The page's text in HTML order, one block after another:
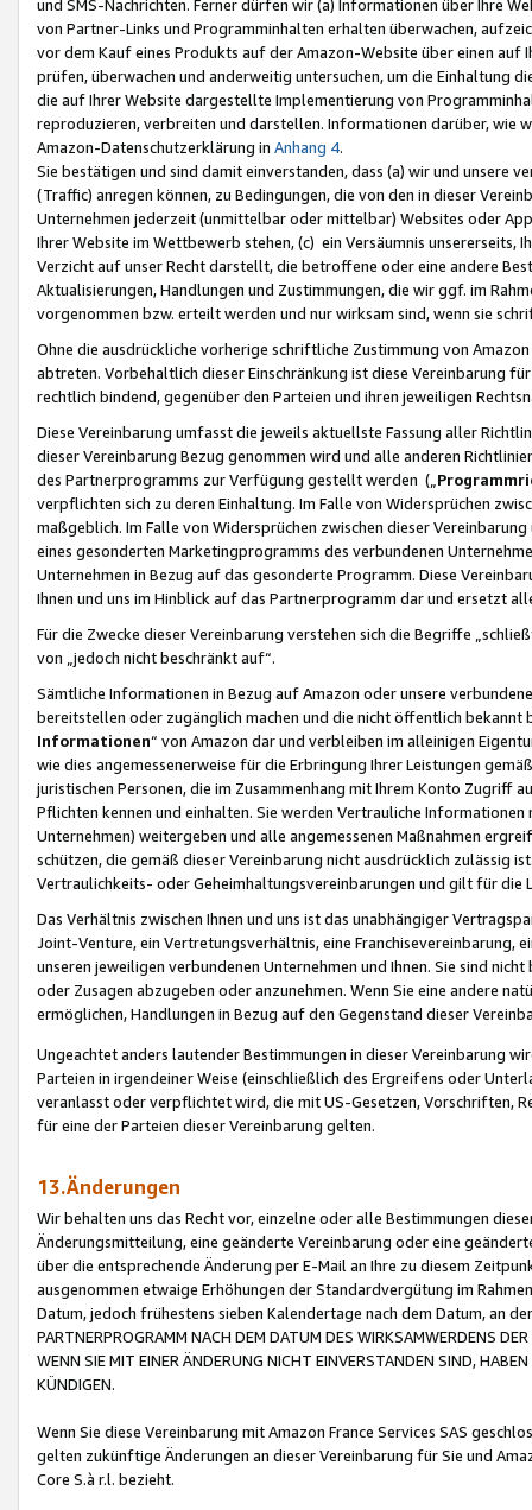
und SMS-Nachrichten. Ferner dürfen wir (a) Informationen über Ihre
von Partner-Links und Programminhalten erhalten überwachen,
vor dem Kauf eines Produkts auf der Amazon-Website über einen
prüfen, überwachen und anderweitig untersuchen, um die Einhaltung
die auf Ihrer Website dargestellte Implementierung von
reproduzieren, verbreiten und darstellen. Informationen darüber, wie
Amazon-Datenschutzerklärung in Anhang 4.
Sie bestätigen und sind damit einverstanden, dass (a) wir und
(Traffic) anregen können, zu Bedingungen, die von den in dieser
Unternehmen jederzeit (unmittelbar oder mittelbar) Websites oder
Ihrer Website im Wettbewerb stehen, (c) ein Versäumnis unsererseits,
Verzicht auf unser Recht darstellt, die betroffene oder eine andere
Aktualisierungen, Handlungen und Zustimmungen, die wir ggf. im
vorgenommen bzw. erteilt werden und nur wirksam sind, wenn sie
Ohne die ausdrückliche vorherige schriftliche Zustimmung von
abtreten. Vorbehaltlich dieser Einschränkung ist diese Vereinbarung
rechtlich bindend, gegenüber den Parteien und ihren jeweiligen
Diese Vereinbarung umfasst die jeweils aktuellste Fassung aller
dieser Vereinbarung Bezug genommen wird und alle anderen
des Partnerprogramms zur Verfügung gestellt werden („
verpflichten sich zu deren Einhaltung. Im Falle von Widersprüchen
maßgeblich. Im Falle von Widersprüchen zwischen dieser
eines gesonderten Marketingprogramms des verbundenen
Unternehmen in Bezug auf das gesonderte Programm. Diese
Ihnen und uns im Hinblick auf das Partnerprogramm dar und ersetzt
Für die Zwecke dieser Vereinbarung verstehen sich die Begriffe
von „jedoch nicht beschränkt auf“.
Sämtliche Informationen in Bezug auf Amazon oder unsere
bereitstellen oder zugänglich machen und die nicht öffentlich
Informationen“ von Amazon dar und verbleiben im alleinigen
wie dies angemessenerweise für die Erbringung Ihrer Leistungen
juristischen Personen, die im Zusammenhang mit Ihrem Konto
Pflichten kennen und einhalten. Sie werden Vertrauliche
Unternehmen) weitergeben und alle angemessenen Maßnahmen
schützen, die gemäß dieser Vereinbarung nicht ausdrücklich zulässig
Vertraulichkeits- oder Geheimhaltungsvereinbarungen und gilt für die
Das Verhältnis zwischen Ihnen und uns ist das unabhängiger
Joint-Venture, ein Vertretungsverhältnis, eine Franchisevereinbarung,
unseren jeweiligen verbundenen Unternehmen und Ihnen. Sie sind
oder Zusagen abzugeben oder anzunehmen. Wenn Sie eine andere
ermöglichen, Handlungen in Bezug auf den Gegenstand dieser
Ungeachtet anders lautender Bestimmungen in dieser Vereinbarung
Parteien in irgendeiner Weise (einschließlich des Ergreifens oder
veranlasst oder verpflichtet wird, die mit US-Gesetzen, Vorschriften,
für eine der Parteien dieser Vereinbarung gelten.
13.Änderungen
Wir behalten uns das Recht vor, einzelne oder alle Bestimmungen
Änderungsmitteilung, eine geänderte Vereinbarung oder eine
über die entsprechende Änderung per E-Mail an Ihre zu diesem
ausgenommen etwaige Erhöhungen der Standardvergütung im
Datum, jedoch frühestens sieben Kalendertage nach dem Datum, an
PARTNERPROGRAMM NACH DEM DATUM DES WIRKSAMWERDENS
WENN SIE MIT EINER ÄNDERUNG NICHT EINVERSTANDEN SIND,
KÜNDIGEN.
Wenn Sie diese Vereinbarung mit Amazon France Services SAS
gelten zukünftige Änderungen an dieser Vereinbarung für Sie und
Core S.à r.l. bezieht.